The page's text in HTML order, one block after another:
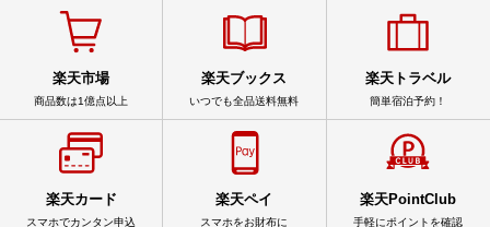
楽天市場
商品数は1億点以上
楽天ブックス
いつでも全品送料無料
楽天トラベル
簡単宿泊予約！
楽天カード
スマホでカンタン申込
楽天ペイ
スマホをお財布に
楽天PointClub
手軽にポイントを確認